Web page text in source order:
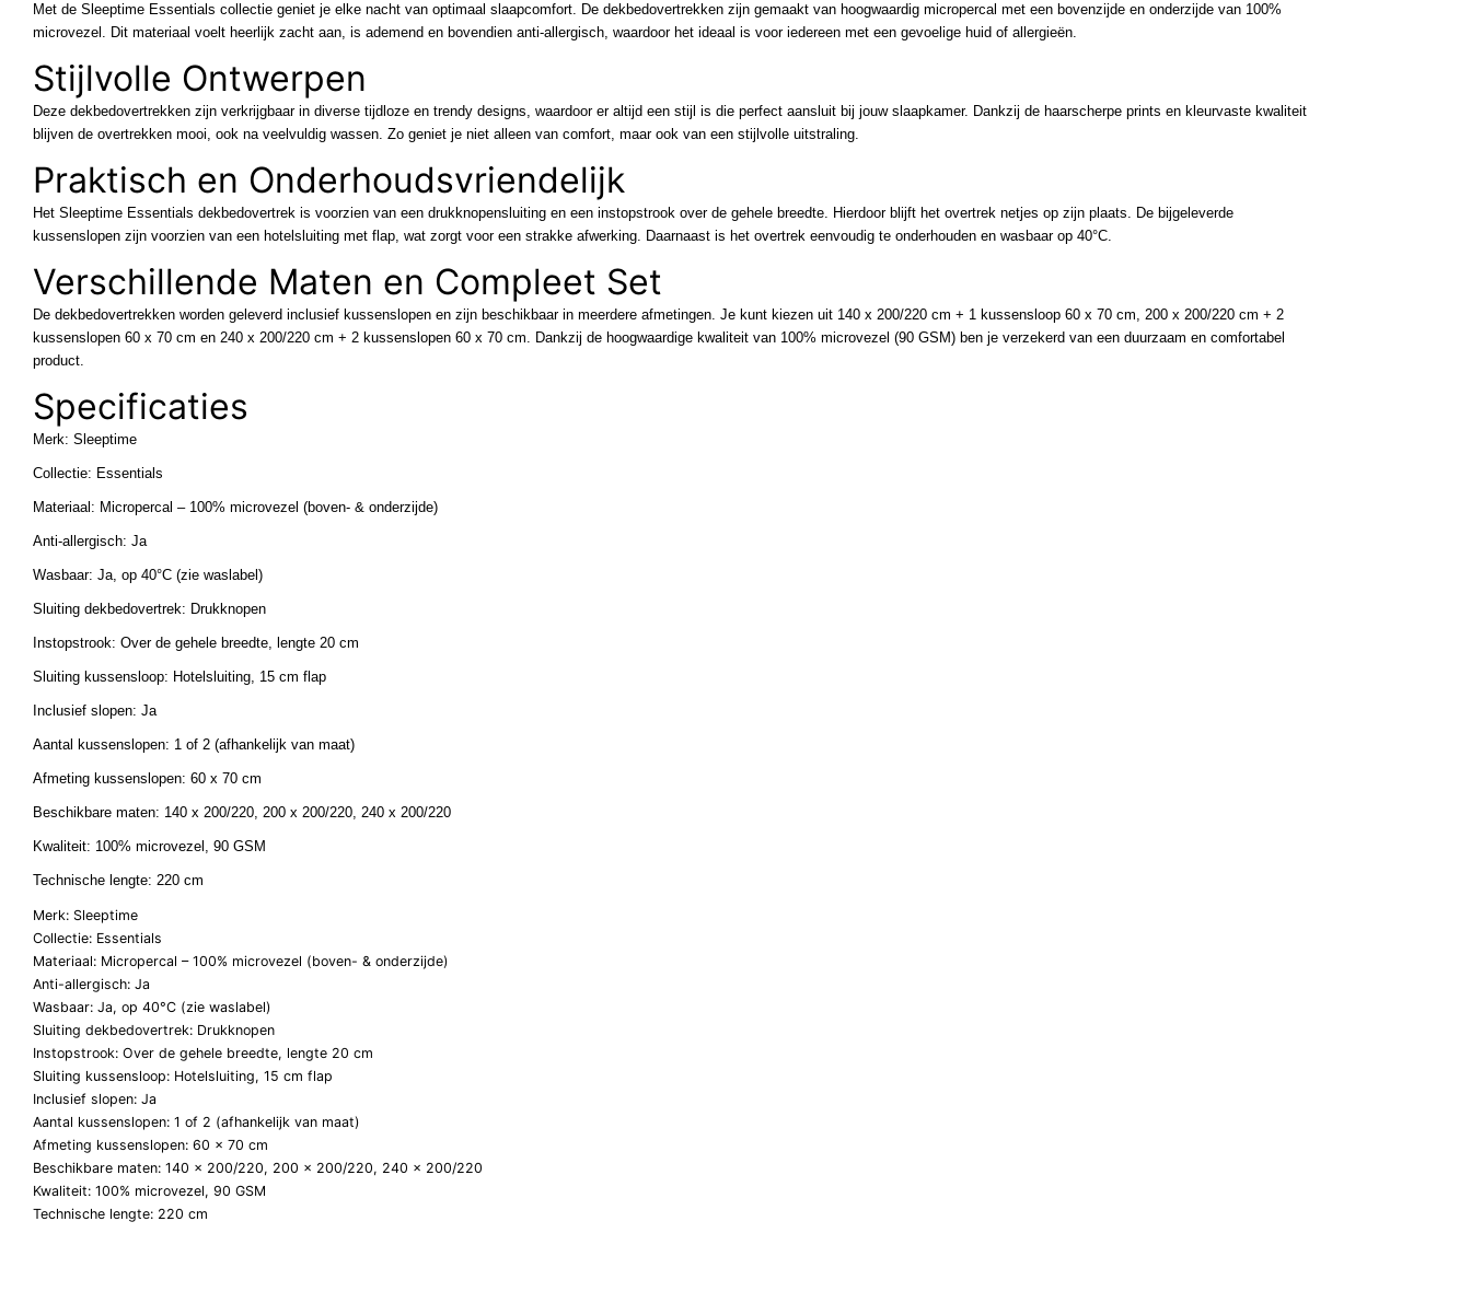
Met de Sleeptime Essentials collectie geniet je elke nacht van optimaal slaapcomfort. De dekbedovertrekken zijn gemaakt van hoogwaardig micropercal met een bovenzijde en onderzijde van 100%
microvezel. Dit materiaal voelt heerlijk zacht aan, is ademend en bovendien anti-allergisch, waardoor het ideaal is voor iedereen met een gevoelige huid of allergieën.
Stijlvolle Ontwerpen
Deze dekbedovertrekken zijn verkrijgbaar in diverse tijdloze en trendy designs, waardoor er altijd een stijl is die perfect aansluit bij jouw slaapkamer. Dankzij de haarscherpe prints en kleurvaste kwaliteit
blijven de overtrekken mooi, ook na veelvuldig wassen. Zo geniet je niet alleen van comfort, maar ook van een stijlvolle uitstraling.
Praktisch en Onderhoudsvriendelijk
Het Sleeptime Essentials dekbedovertrek is voorzien van een drukknopensluiting en een instopstrook over de gehele breedte. Hierdoor blijft het overtrek netjes op zijn plaats. De bijgeleverde
kussenslopen zijn voorzien van een hotelsluiting met flap, wat zorgt voor een strakke afwerking. Daarnaast is het overtrek eenvoudig te onderhouden en wasbaar op 40°C.
Verschillende Maten en Compleet Set
De dekbedovertrekken worden geleverd inclusief kussenslopen en zijn beschikbaar in meerdere afmetingen. Je kunt kiezen uit 140 x 200/220 cm + 1 kussensloop 60 x 70 cm, 200 x 200/220 cm + 2
kussenslopen 60 x 70 cm en 240 x 200/220 cm + 2 kussenslopen 60 x 70 cm. Dankzij de hoogwaardige kwaliteit van 100% microvezel (90 GSM) ben je verzekerd van een duurzaam en comfortabel
product.
Specificaties
Merk: Sleeptime
Collectie: Essentials
Materiaal: Micropercal – 100% microvezel (boven- & onderzijde)
Anti-allergisch: Ja
Wasbaar: Ja, op 40°C (zie waslabel)
Sluiting dekbedovertrek: Drukknopen
Instopstrook: Over de gehele breedte, lengte 20 cm
Sluiting kussensloop: Hotelsluiting, 15 cm flap
Inclusief slopen: Ja
Aantal kussenslopen: 1 of 2 (afhankelijk van maat)
Afmeting kussenslopen: 60 x 70 cm
Beschikbare maten: 140 x 200/220, 200 x 200/220, 240 x 200/220
Kwaliteit: 100% microvezel, 90 GSM
Technische lengte: 220 cm
Merk: Sleeptime
Collectie: Essentials
Materiaal: Micropercal – 100% microvezel (boven- & onderzijde)
Anti-allergisch: Ja
Wasbaar: Ja, op 40°C (zie waslabel)
Sluiting dekbedovertrek: Drukknopen
Instopstrook: Over de gehele breedte, lengte 20 cm
Sluiting kussensloop: Hotelsluiting, 15 cm flap
Inclusief slopen: Ja
Aantal kussenslopen: 1 of 2 (afhankelijk van maat)
Afmeting kussenslopen: 60 x 70 cm
Beschikbare maten: 140 x 200/220, 200 x 200/220, 240 x 200/220
Kwaliteit: 100% microvezel, 90 GSM
Technische lengte: 220 cm